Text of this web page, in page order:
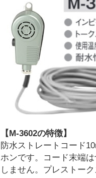
【M-3602の特徴】
防水ストレートコード
ホンです。コード末端
しません。プレストー